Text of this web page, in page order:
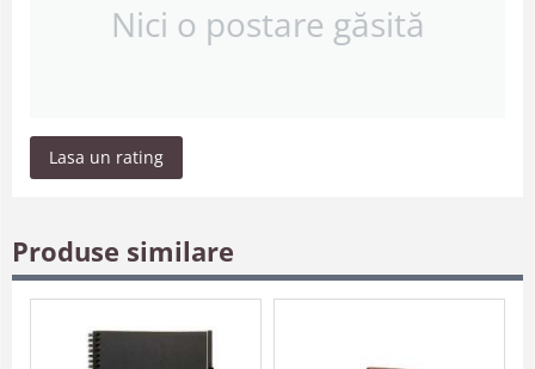
Nici o postare găsită
Lasa un rating
Produse similare